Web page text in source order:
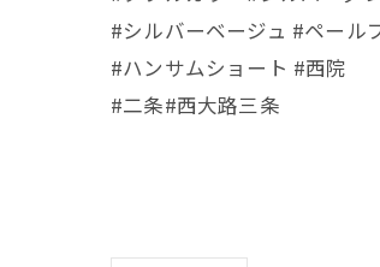
#シルバーベージュ #ペール
#ハンサムショート #西院
#二条#西大路三条